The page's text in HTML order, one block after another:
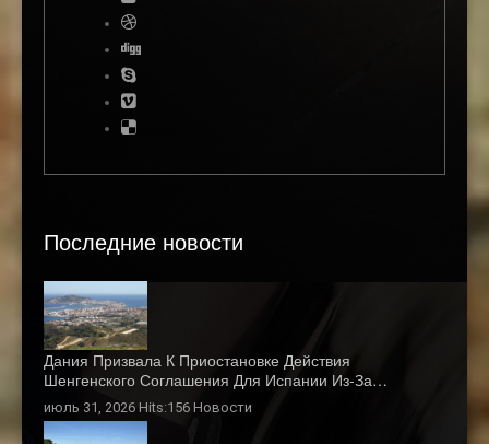
Последние новости
Дания Призвала К Приостановке Действия
Шенгенского Соглашения Для Испании Из-За…
июль 31, 2026 Hits:156 Новости